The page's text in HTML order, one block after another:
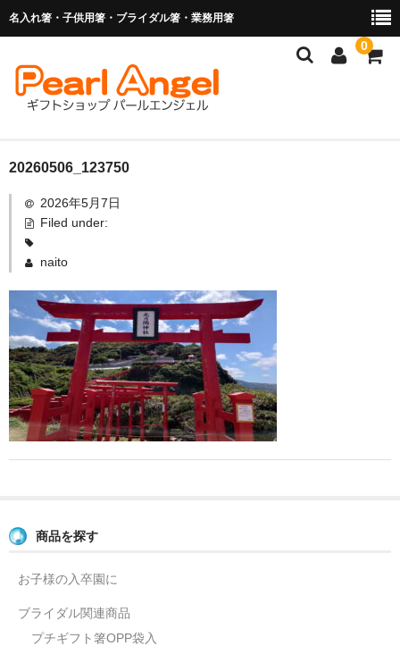
名入れ箸・子供用箸・ブライダル箸・業務用箸
0
商品を探す
お子様の入卒園に
業務用箸（食洗機対応）
マイ箸・箸袋
ご利用ガイド
よくあるご質問
20260506_123750
2026年5月7日
Filed under:
naito
商品を探す
お子様の入卒園に
ブライダル関連商品
プチギフト箸OPP袋入